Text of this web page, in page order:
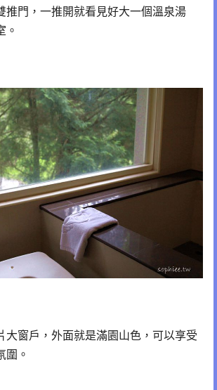
推門，一推開就看見好大一個溫泉湯
。
大窗戶，外面就是滿園山色，可以享受
圍。